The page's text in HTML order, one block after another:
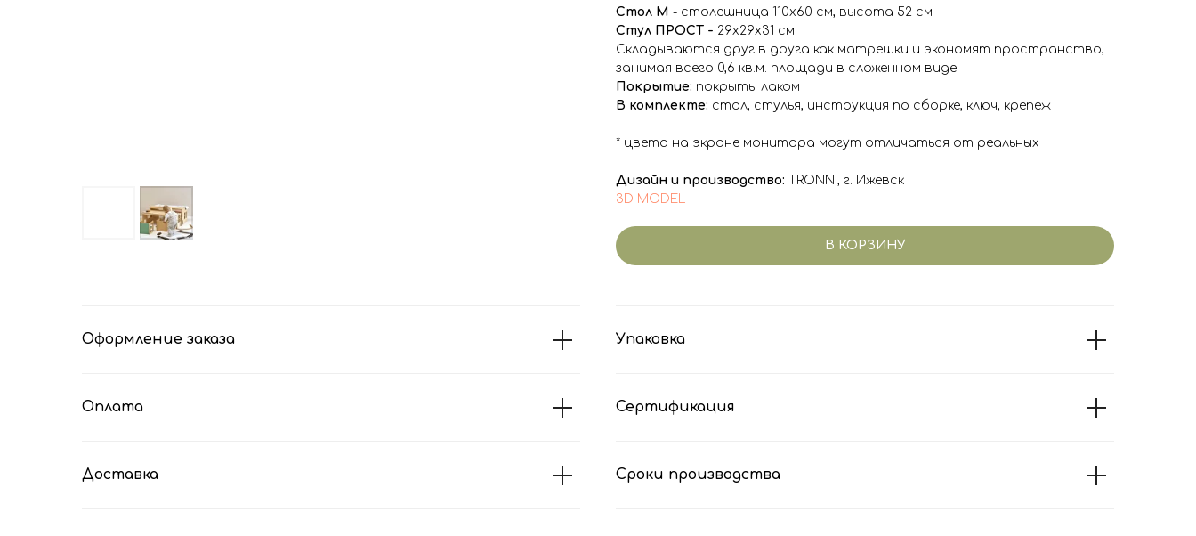
Стол M - столешница 110х60 см, высота 52 см
Стул ПРОСТ - 29х29х31 см
Складываются друг в друга как матрешки и экономят пространство,
занимая всего 0,6 кв.м. площади в сложенном виде
Покрытие: покрыты лаком
В комплекте: стол, стулья, инструкция по сборке, ключ, крепеж
* цвета на экране монитора могут отличаться от реальных
Дизайн и производство:
TRONNI, г. Ижевск
3D MODEL
В КОРЗИНУ
Оформление заказа
Оплата
Доставка
Упаковка
Сертификация
Сроки производства